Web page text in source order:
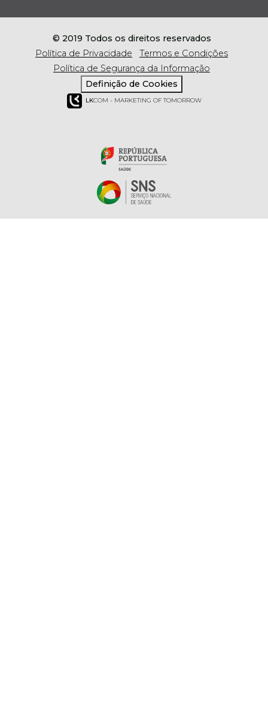
© 2019 Todos os direitos reservados
Política de Privacidade
Termos e Condições
Política de Segurança da Informação
Definição de Cookies
LKCOM - MARKETING OF TOMORROW